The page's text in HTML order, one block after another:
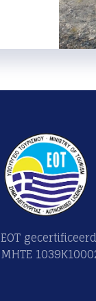
EOT
MHTE